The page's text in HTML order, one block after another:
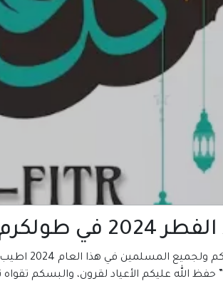
| فلسطين
المكتبة
حفظ الله عليكم الأعياد لقرون، والبسكم